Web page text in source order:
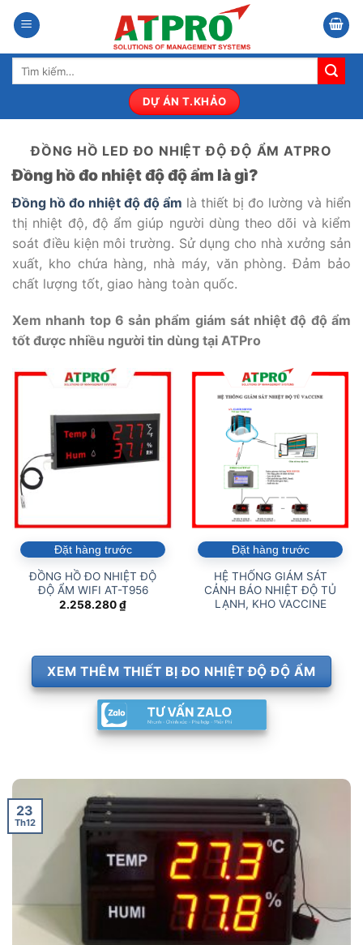
qua
nội
dung
Tìm
DỰ ÁN T.KHẢO
ĐỒNG HỒ LED ĐO NHIỆT ĐỘ ĐỘ ẨM ATPRO
Đồng hồ đo nhiệt độ độ ẩm là gì?
Đồng hồ đo nhiệt độ độ ẩm là thiết bị đo lường và hiển
thị nhiệt độ, độ ẩm giúp người dùng theo dõi và kiểm
soát điều kiện môi trường. Sử dụng cho nhà xưởng sản
xuất, kho chứa hàng, nhà máy, văn phòng. Đảm bảo
chất lượng tốt, giao hàng toàn quốc.
Xem nhanh top 6 sản phẩm giám sát nhiệt độ độ ẩm
tốt được nhiều người tin dùng tại ATPro
Đặt hàng trước
ĐỒNG HỒ ĐO NHIỆT ĐỘ
ĐỘ ẨM WIFI AT-T956
2.258.280₫
Đặt hàng trước
HỆ THỐNG GIÁM SÁT
CẢNH BÁO NHIỆT ĐỘ TỦ
LẠNH, KHO VACCINE
XEM THÊM THIẾT BỊ ĐO NHIỆT ĐỘ ĐỘ ẨM
23
Th12